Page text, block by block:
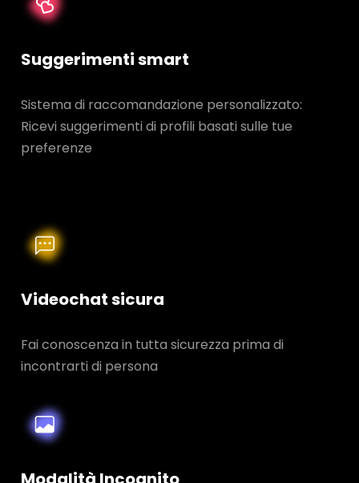
Suggerimenti smart
Sistema di raccomandazione personalizzato:
Ricevi suggerimenti di profili basati sulle tue
preferenze
Videochat sicura
Fai conoscenza in tutta sicurezza prima di
incontrarti di persona